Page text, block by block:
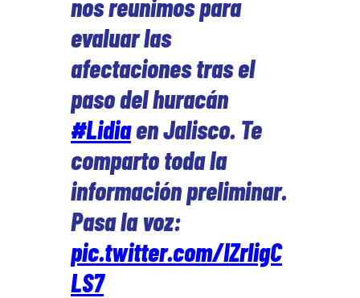
nos reunimos para
evaluar las
afectaciones tras el
paso del huracán
#Lidiaen Jalisco. Te
comparto toda la
información preliminar.
Pasa la voz:
pic.twitter.com/IZrligC
LS7